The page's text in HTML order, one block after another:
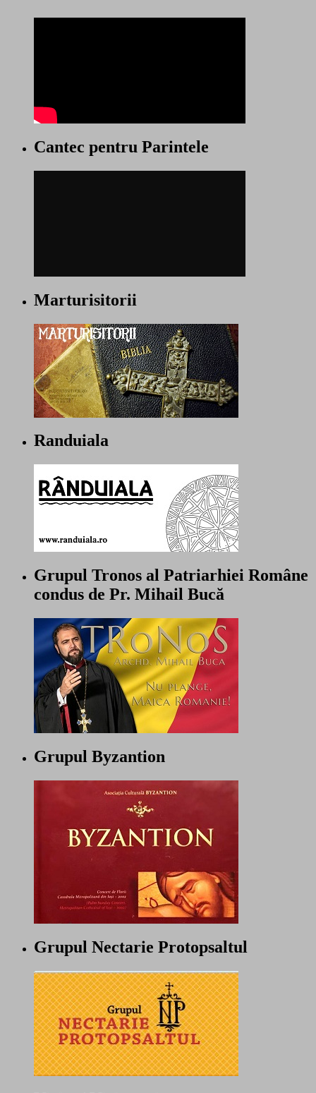
Cantec pentru Parintele
Marturisitorii
Randuiala
Grupul Tronos al Patriarhiei Române
condus de Pr. Mihail Bucă
Grupul Byzantion
Grupul Nectarie Protopsaltul